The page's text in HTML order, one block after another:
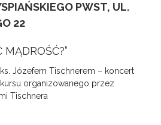
PWST, UL.
22
MĄDROŚĆ?”
Józefem Tischnerem – koncert
organizowanego przez
Tischnera